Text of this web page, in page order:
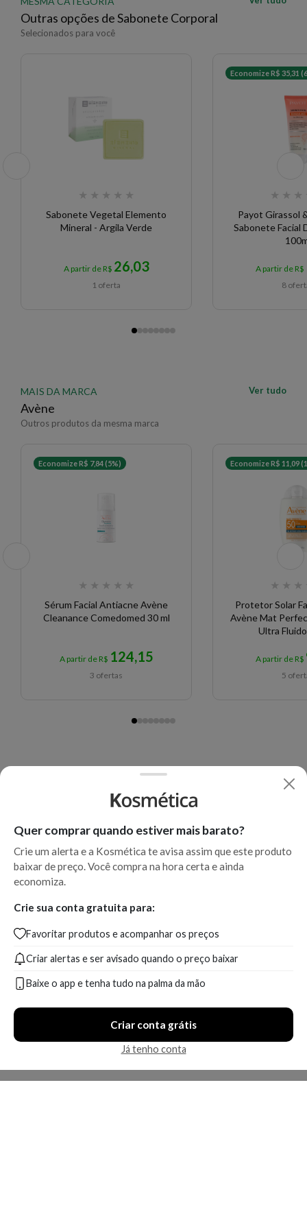
Outras opções de Sabonete Corporal
Selecionados para você
★ ★ ★ ★ ★
Sabonete Vegetal Elemento
Mineral - Argila Verde
A partir de R$ 26,03
1 oferta
Economize R$ 35,31
★ ★ ★
Payot Girassol
Sabonete Facial
A partir de R$
8
MAIS DA MARCA
Avène
Outros produtos da mesma marca
Ver tudo
Economize R$ 7,84 (5%)
★ ★ ★ ★ ★
Sérum Facial Antiacne Avène
Cleanance Comedomed 30 ml
A partir de R$ 124,15
3 ofertas
Economize R$ 11,09
★ ★ ★
Protetor Solar
Avène Mat
Ultra
A partir de R$
5
Quer comprar quando estiver mais barato?
Crie um alerta e a Kosmética te avisa assim que este produto
baixar de preço. Você compra na hora certa e ainda
economiza.
Crie sua conta gratuita para:
Favoritar produtos e acompanhar os preços
Criar alertas e ser avisado quando o preço baixar
Baixe o app e tenha tudo na palma da mão
Criar conta grátis
Já tenho conta